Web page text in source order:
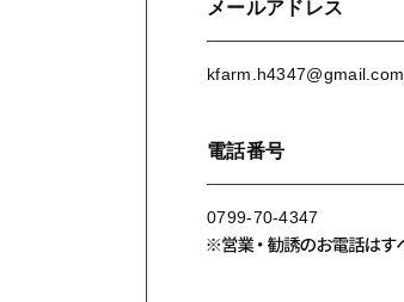
メールアドレス
kfarm.h4347@gmail.com
電話番号
0799-70-4347